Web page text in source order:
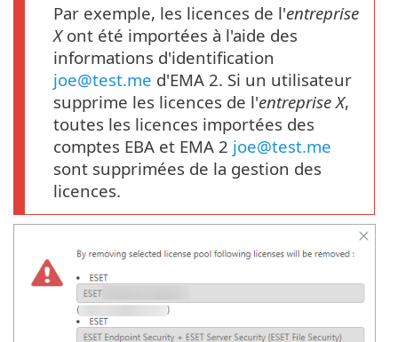
Par exemple, les licences de l'entreprise
Xont été importées à l'aide des
informations d'identification
joe@test.me d'EMA 2. Si un utilisateur
supprime les licences de l'entreprise X,
toutes les licences importées des
comptes EBA et EMA 2 joe@test.me
sont supprimées de la gestion des
licences.